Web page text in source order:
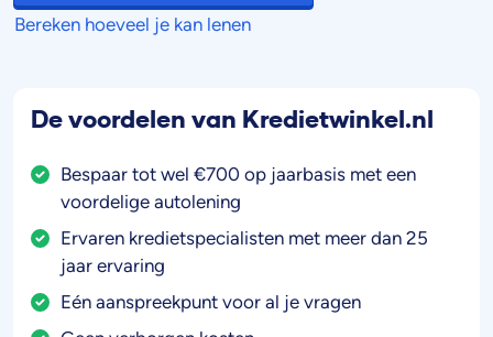
Bereken hoeveel je kan lenen
De voordelen van Kredietwinkel.nl
Bespaar tot wel €700 op jaarbasis met een
voordelige autolening
Ervaren kredietspecialisten met meer dan 25
jaar ervaring
Eén aanspreekpunt voor al je vragen